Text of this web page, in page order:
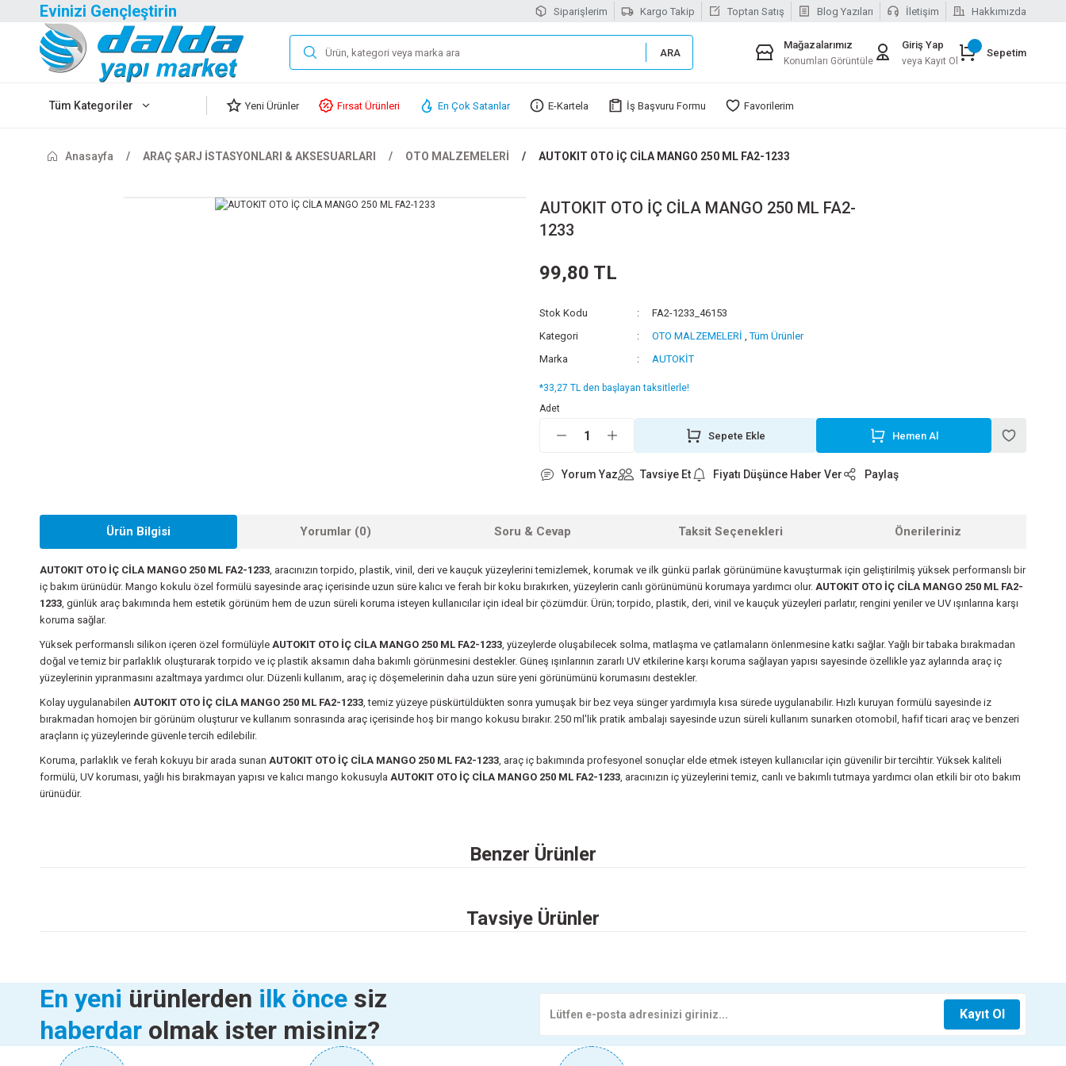
Evinizi Gençleştirin Siparişlerim Kargo Takip Toptan Satış Blog Yazıları İletişim Hakkımızda
ARA
Mağazalarımız
Konumları Görüntüle
Giriş Yap
veya Kayıt Ol
Sepetim
Tüm Kategoriler Yeni Ürünler Fırsat Ürünleri En Çok Satanlar E-Kartela İş Başvuru Formu Favorilerim
Anasayfa ARAÇ ŞARJ İSTASYONLARI & AKSESUARLARI OTO MALZEMELERİ AUTOKIT OTO İÇ CİLA MANGO 250 ML FA2-1233
AUTOKIT OTO İÇ CİLA MANGO 250 ML FA2-
1233
99,80 TL
Stok Kodu
FA2-1233_46153
Kategori
OTO MALZEMELERİ ,Tüm Ürünler
Marka
AUTOKİT
*33,27 TL den başlayan taksitlerle!
Adet
Sepete Ekle Hemen Al
Yorum Yaz Tavsiye Et Fiyatı Düşünce Haber Ver Paylaş
Ürün Bilgisi Yorumlar (0) Soru & Cevap Taksit Seçenekleri Önerileriniz
AUTOKIT OTO İÇ CİLA MANGO 250 ML FA2-1233, aracınızın torpido, plastik, vinil, deri ve kauçuk yüzeylerini temizlemek, korumak ve ilk günkü parlak görünümüne kavuşturmak için geliştirilmiş yüksek performanslı bir
iç bakım ürünüdür. Mango kokulu özel formülü sayesinde araç içerisinde uzun süre kalıcı ve ferah bir koku bırakırken, yüzeylerin canlı görünümünü korumaya yardımcı olur. AUTOKIT OTO İÇ CİLA MANGO 250 ML FA2-
1233, günlük araç bakımında hem estetik görünüm hem de uzun süreli koruma isteyen kullanıcılar için ideal bir çözümdür. Ürün; torpido, plastik, deri, vinil ve kauçuk yüzeyleri parlatır, rengini yeniler ve UV ışınlarına karşı
koruma sağlar.
Yüksek performanslı silikon içeren özel formülüyle AUTOKIT OTO İÇ CİLA MANGO 250 ML FA2-1233, yüzeylerde oluşabilecek solma, matlaşma ve çatlamaların önlenmesine katkı sağlar. Yağlı bir tabaka bırakmadan
doğal ve temiz bir parlaklık oluşturarak torpido ve iç plastik aksamın daha bakımlı görünmesini destekler. Güneş ışınlarının zararlı UV etkilerine karşı koruma sağlayan yapısı sayesinde özellikle yaz aylarında araç iç
yüzeylerinin yıpranmasını azaltmaya yardımcı olur. Düzenli kullanım, araç iç döşemelerinin daha uzun süre yeni görünümünü korumasını destekler.
Kolay uygulanabilen AUTOKIT OTO İÇ CİLA MANGO 250 ML FA2-1233, temiz yüzeye püskürtüldükten sonra yumuşak bir bez veya sünger yardımıyla kısa sürede uygulanabilir. Hızlı kuruyan formülü sayesinde iz
bırakmadan homojen bir görünüm oluşturur ve kullanım sonrasında araç içerisinde hoş bir mango kokusu bırakır. 250 ml'lik pratik ambalajı sayesinde uzun süreli kullanım sunarken otomobil, hafif ticari araç ve benzeri
araçların iç yüzeylerinde güvenle tercih edilebilir.
Koruma, parlaklık ve ferah kokuyu bir arada sunan AUTOKIT OTO İÇ CİLA MANGO 250 ML FA2-1233, araç iç bakımında profesyonel sonuçlar elde etmek isteyen kullanıcılar için güvenilir bir tercihtir. Yüksek kaliteli
formülü, UV koruması, yağlı his bırakmayan yapısı ve kalıcı mango kokusuyla AUTOKIT OTO İÇ CİLA MANGO 250 ML FA2-1233, aracınızın iç yüzeylerini temiz, canlı ve bakımlı tutmaya yardımcı olan etkili bir oto bakım
ürünüdür.
Bu ürüne ilk yorumu siz yapın!
Yorum Yaz
Ürün hakkında henüz soru sorulmamış.
Soru Sor
Bu ürüne benzer farklı alternatifler olmalı.
Benzer Ürünler
Sepete Ekle
AUTOKİT ARAÇ İÇİ ARKA CAM PERDESİ SİYAH FA1-652
Tavsiye Ürünler
AUTOKIT OTO İÇ CİLA VANİLYA 250 ML FA1-268
99,80 TL
AUTOKIT OTO İÇ CİLA TORP.KORUMA SÜTÜ 500ML FA1-187 AUTOKİT SÜPER PARLATICI SIVI CİLA 300 ML FA1-289
171,75 TL
En yeni ürünlerden ilk önce siz
haberdar olmak ister misiniz?
Kayıt Ol